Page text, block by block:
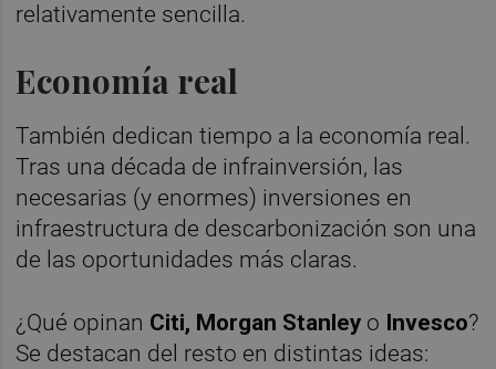
relativamente sencilla.
Economía real
También dedican tiempo a la economía real.
Tras una década de infrainversión, las
necesarias (y enormes) inversiones en
infraestructura de descarbonización son una
de las oportunidades más claras.
¿Qué opinan Citi, Morgan Stanley o Invesco?
Se destacan del resto en distintas ideas: